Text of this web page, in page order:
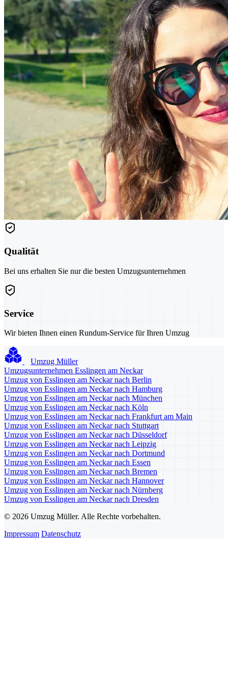
Qualität
Bei uns erhalten Sie nur die besten Umzugsunternehmen
Service
Wir bieten Ihnen einen Rundum-Service für Ihren Umzug
Umzug Müller
Umzugsunternehmen Esslingen am Neckar
Umzug von Esslingen am Neckar nach Berlin
Umzug von Esslingen am Neckar nach Hamburg
Umzug von Esslingen am Neckar nach München
Umzug von Esslingen am Neckar nach Köln
Umzug von Esslingen am Neckar nach Frankfurt am Main
Umzug von Esslingen am Neckar nach Stuttgart
Umzug von Esslingen am Neckar nach Düsseldorf
Umzug von Esslingen am Neckar nach Leipzig
Umzug von Esslingen am Neckar nach Dortmund
Umzug von Esslingen am Neckar nach Essen
Umzug von Esslingen am Neckar nach Bremen
Umzug von Esslingen am Neckar nach Hannover
Umzug von Esslingen am Neckar nach Nürnberg
Umzug von Esslingen am Neckar nach Dresden
© 2026 Umzug Müller. Alle Rechte vorbehalten.
Impressum Datenschutz